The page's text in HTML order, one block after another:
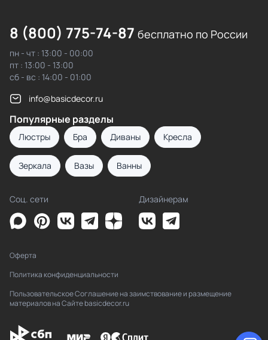
8 (800) 775-74-87 бесплатно по России
пн - чт : 13:00 - 00:00
пт : 13:00 - 13:00
сб - вс : 14:00 - 01:00
info@basicdecor.ru
Популярные разделы
Люстры Бра Диваны Кресла
Зеркала Вазы Ванны
Соц. сети Дизайнерам
Оферта
Политика конфиденциальности
Пользовательское Соглашение на заимствование и размещение
материалов на Сайте basicdecor.ru